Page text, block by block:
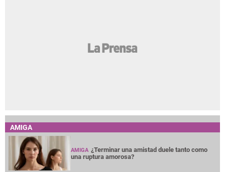
AMIGA
AMIGA ¿Terminar una amistad duele tanto como
una ruptura amorosa?